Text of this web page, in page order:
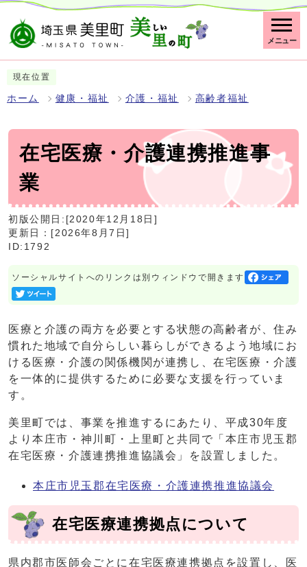
メニュー
現在位置
ホーム 健康・福祉 介護・福祉 高齢者福祉
在宅医療・介護連携推進事
業
初版公開日:[2020年12月18日]
更新日：[2026年8月7日]
ID:1792
ソーシャルサイトへのリンクは別ウィンドウで開きます
医療と介護の両方を必要とする状態の高齢者が、住み
慣れた地域で自分らしい暮らしができるよう地域にお
ける医療・介護の関係機関が連携し、在宅医療・介護
を一体的に提供するために必要な支援を行っていま
す。
美里町では、事業を推進するにあたり、平成30年度
より本庄市・神川町・上里町と共同で「本庄市児玉郡
在宅医療・介護連携推進協議会」を設置しました。
本庄市児玉郡在宅医療・介護連携推進協議会
在宅医療連携拠点について
県内郡市医師会ごとに在宅医療連携拠点を設置し、医